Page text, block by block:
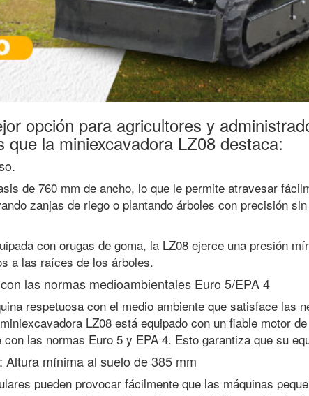
opción para agricultores y
que la miniexcavadora LZ08 destaca:
de 760 mm de ancho, lo que le permite atravesar
zanjas de riego o plantando árboles con precisión
con orugas de goma, la LZ08 ejerce una presión
a las raíces de los árboles.
las normas medioambientales Euro 5/EPA 4
respetuosa con el medio ambiente que satisface las
LZ08 está equipado con un fiable motor
las normas Euro 5 y EPA 4. Esto garantiza que su
mínima al suelo de 385 mm
pueden provocar fácilmente que las máquinas